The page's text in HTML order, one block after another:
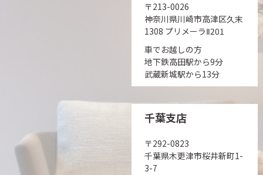
〒213-0026
神奈川県川崎市高津区久末
1308 プリメーラⅡ201
車でお越しの方
地下鉄高田駅から9分
武蔵新城駅から13分
千葉支店
〒292-0823
千葉県木更津市桜井新町1-
3-7